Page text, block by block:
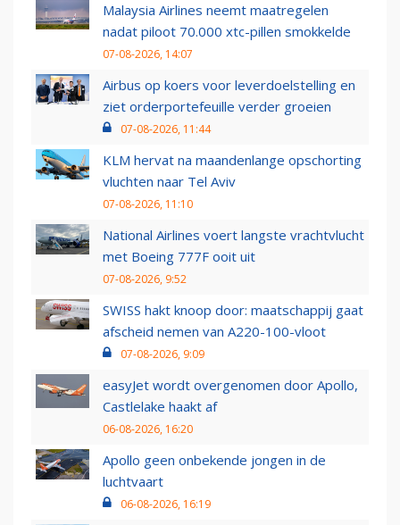
Malaysia Airlines neemt maatregelen
nadat piloot 70.000 xtc-pillen smokkelde
07-08-2026, 14:07
Airbus op koers voor leverdoelstelling en
ziet orderportefeuille verder groeien
07-08-2026, 11:44
KLM hervat na maandenlange opschorting
vluchten naar Tel Aviv
07-08-2026, 11:10
National Airlines voert langste vrachtvlucht
met Boeing 777F ooit uit
07-08-2026, 9:52
SWISS hakt knoop door: maatschappij gaat
afscheid nemen van A220-100-vloot
07-08-2026, 9:09
easyJet wordt overgenomen door Apollo,
Castlelake haakt af
06-08-2026, 16:20
Apollo geen onbekende jongen in de
luchtvaart
06-08-2026, 16:19